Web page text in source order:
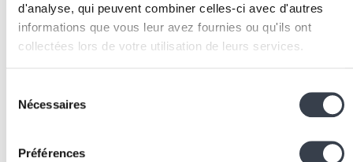
d'analyse, qui peuvent combiner celles-ci avec d'autres
informations que vous leur avez fournies ou qu'ils ont
collectées lors de votre utilisation de leurs services.
process your information.
Nécessaires
Préférences
complexes avec des équipes multiples, architecture
événementielle pour les systèmes temps réel.
Définir les composants: identifier les modules du
système, leurs responsabilités et leurs interfaces de
Documenter les décisions
: utiliser des